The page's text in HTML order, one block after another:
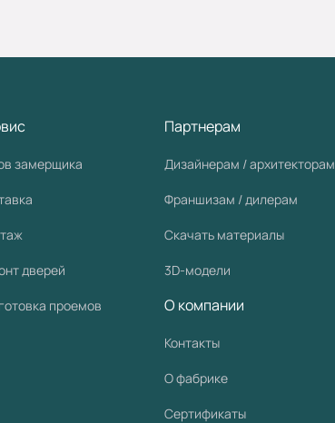
замерщика
дверей
проемов
Партнерам
Дизайнерам / архитекторам
Франшизам / дилерам
Скачать материалы
3D-модели
О компании
Контакты
О фабрике
Сертификаты